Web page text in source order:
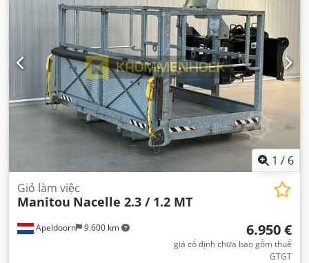
1 / 6
Apeldoorn 9.600 km
Giỏ làm việc
Manitou Nacelle 2.3 / 1.2 MT
6.950 €
giá cố định chưa bao gồm thuế
GTGT